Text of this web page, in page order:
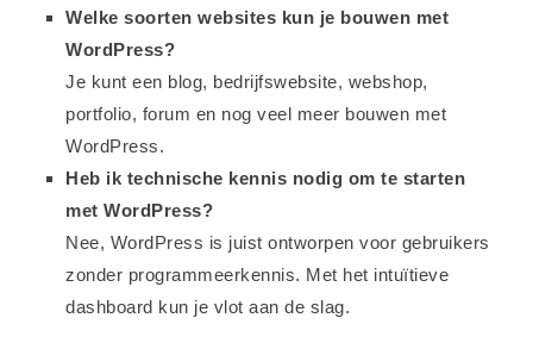
Welke soorten websites kun je bouwen met
WordPress?
Je kunt een blog, bedrijfswebsite, webshop,
portfolio, forum en nog veel meer bouwen met
WordPress.
Heb ik technische kennis nodig om te starten
met WordPress?
Nee, WordPress is juist ontworpen voor gebruikers
zonder programmeerkennis. Met het intuïtieve
dashboard kun je vlot aan de slag.